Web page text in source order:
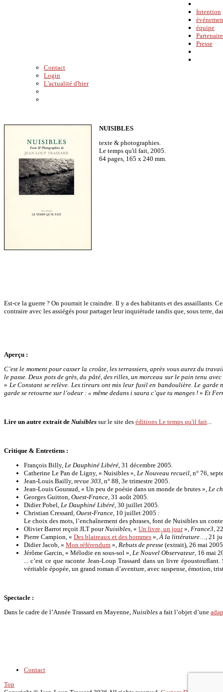
Intention
équipe
Presse
Contact
Login
L'actualité d'hier
NUISIBLES
texte & photographies.
Le temps qu'il fait, 2005.
64 pages, 165 x 240 mm.
Est-ce la guerre ? On pourrait le craindre. Il y a des habitants et des assaillants.
contraire avec les assiégés pour partager leur inquiétude tandis que, sous terre,
Aperçu :
C’est le moment pour casser la croûte, les terrassiers, après vous aurez du
le passe. Deux pots de grès, du pâté, des rilles, un morceau sur le pain tenu
» Le Constant se relève. Les tireurs ont mis leur fusil en bandoulière. Le
garde se retourne sur l’odeur : « même dedans i saura c’que tu manges ! » Et
Lire un autre extrait de Nuisibles sur le site des éditions Le temps qu'il fait...
Critique & Entretiens :
François Billy, Le Dauphiné Libéré, 31 décembre 2005.
Catherine Le Pan de Ligny, « Nuisibles », Le Nouveau recueil, n° 76,
Jean-Louis Bailly, revue 303, n° 88, 3e trimestre 2005.
Jean-Louis Gouraud, « Un peu de poésie dans un monde de brutes », Le
Georges Guitton, Ouest-France, 31 août 2005.
Didier Pobel, Le Dauphiné Libéré, 30 juillet 2005.
Christian Cressard, Ouest-France, 10 juillet 2005 :
Le choix des mots, l’enchaînement des phrases, font de Nuisibles un
Olivier Barrot reçoit JLT pourNuisibles, « Un livre, un jour», France3,
Pierre Campion, « Des blaireaux et des hommes »,À la littérature…, 21
Didier Jacob, « Mon référendum », Rebuts de presse (extrait), 26 mai
Jérôme Garcin, « Mélodie en sous-sol », Le Nouvel Observateur, 16 mai
... c’est ce que raconte Jean-Loup Trassard dans un livre
véritable épopée, un grand roman d’aventure, avec suspense, émotion,
Spectacle :
Dans le cadre de l’Année Trassard en Mayenne, Nuisibles a fait l’objet d’une
Contact
Top